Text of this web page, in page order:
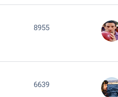
8955
6639